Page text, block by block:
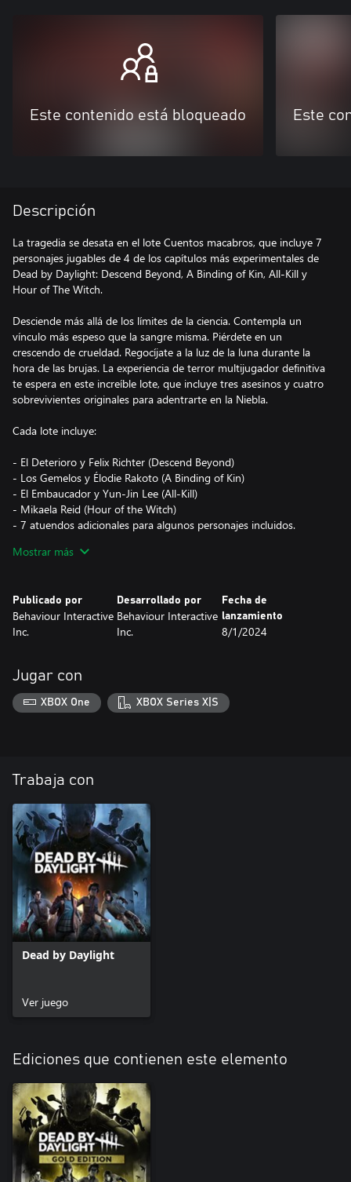
Este contenido está bloqueado Este
Descripción
La tragedia se desata en el lote Cuentos macabros, que incluye 7
personajes jugables de 4 de los capítulos más experimentales de
Dead by Daylight: Descend Beyond, A Binding of Kin, All-Kill y
Hour of The Witch.
Desciende más allá de los límites de la ciencia. Contempla un
vínculo más espeso que la sangre misma. Piérdete en un
crescendo de crueldad. Regocíjate a la luz de la luna durante la
hora de las brujas. La experiencia de terror multijugador definitiva
te espera en este increíble lote, que incluye tres asesinos y cuatro
sobrevivientes originales para adentrarte en la Niebla.
Cada lote incluye:
- El Deterioro y Felix Richter (Descend Beyond)
- Los Gemelos y Élodie Rakoto (A Binding of Kin)
- El Embaucador y Yun-Jin Lee (All-Kill)
- Mikaela Reid (Hour of the Witch)
- 7 atuendos adicionales para algunos personajes incluidos.
Mostrar más
Publicado por
Behaviour Interactive
Inc.
Desarrollado por
Behaviour Interactive
Inc.
Fecha de
lanzamiento
8/1/2024
Jugar con
XBOX One XBOX Series X|S
Trabaja con
Dead by Daylight
Ver juego
Ediciones que contienen este elemento